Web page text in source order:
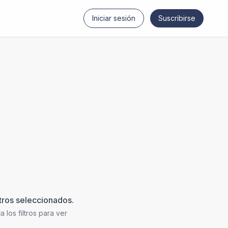
Iniciar sesión Suscribirse
seleccionados.
los filtros para ver